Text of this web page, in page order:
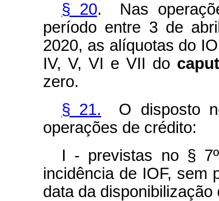
§ 20. Nas
período entre 3 de
2020, as alíquotas do
IV, V, VI e VII do
zero.
§ 21. O disposto
operações de crédito:
I - previstas no §
incidência de IOF, sem
data da